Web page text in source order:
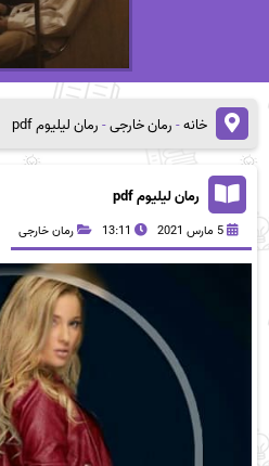
خانه-رمان خارجی-رمان لیلیوم pdf
رمان لیلیوم pdf
5 مارس 2021 13:11 رمان خارجی